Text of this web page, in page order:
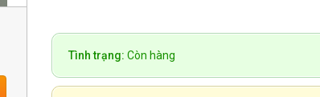
Tình trạng: Còn hàng